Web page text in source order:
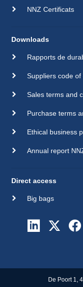
NNZ Certificats
Downloads
Rapports de
Suppliers code of
Sales terms and
Purchase terms
Ethical business
Annual report
Direct access
Big bags
De Poort 1,